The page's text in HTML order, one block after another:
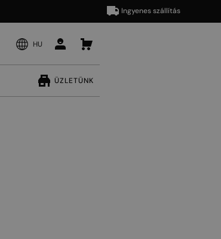
Ingyenes szállítás
HU
ÜZLETÜNK